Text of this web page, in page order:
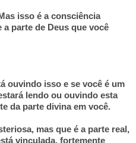
isso é a consciência
parte de Deus que você
ouvindo isso e se você é um
lendo ou ouvindo esta
da parte divina em você.
mas que é a parte real,
vinculada, fortemente